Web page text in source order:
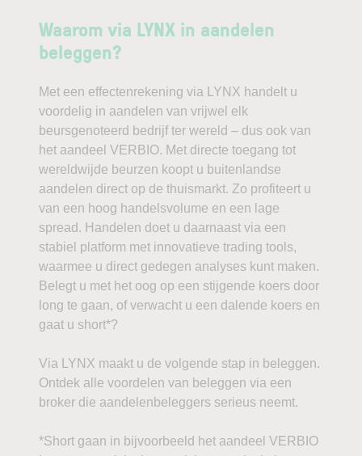
Waarom via LYNX in aandelen
beleggen?
Met een effectenrekening via LYNX handelt u
voordelig in aandelen van vrijwel elk
beursgenoteerd bedrijf ter wereld – dus ook van
het aandeel VERBIO. Met directe toegang tot
wereldwijde beurzen koopt u buitenlandse
aandelen direct op de thuismarkt. Zo profiteert u
van een hoog handelsvolume en een lage
spread. Handelen doet u daarnaast via een
stabiel platform met innovatieve trading tools,
waarmee u direct gedegen analyses kunt maken.
Belegt u met het oog op een stijgende koers door
long te gaan, of verwacht u een dalende koers en
gaat u short*?
Via LYNX maakt u de volgende stap in beleggen.
Ontdek alle voordelen van beleggen via een
broker die aandelenbeleggers serieus neemt.
*Short gaan in bijvoorbeeld het aandeel VERBIO